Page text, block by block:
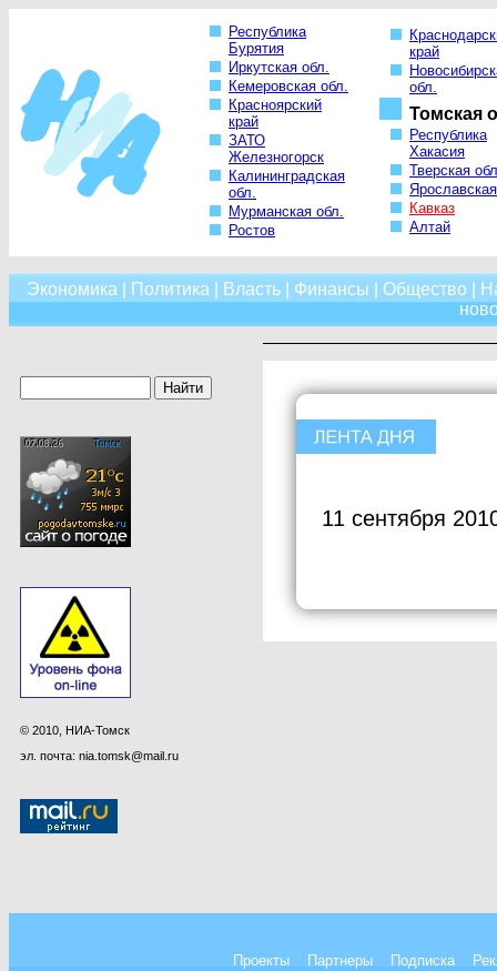
Республика
Бурятия
Иркутская обл.
Кемеровская обл.
Красноярский
край
ЗАТО
Железногорск
Калининградская
обл.
Мурманская обл.
Ростов
край
обл.
Томская
Республика
Хакасия
Тверская
Кавказ
Алтай
Экономика Политика Власть| Финансы Общество
© 2010, НИА-Томск
эл. почта: nia.tomsk@mail.ru
11 сентября
Проекты Партнеры Подписка